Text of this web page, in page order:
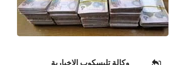
وكالة تليسكوب الاخبارية